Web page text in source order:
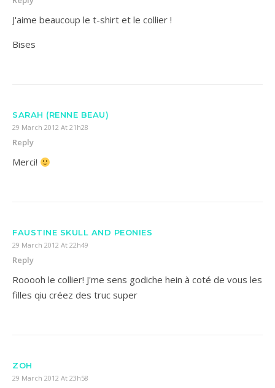
J'aime beaucoup le t-shirt et le collier !
Bises
SARAH (RENNE BEAU)
29 March 2012 At 21h28
Reply
Merci!
FAUSTINE SKULL AND PEONIES
29 March 2012 At 22h49
Reply
Rooooh le collier! J'me sens godiche hein à coté de vous les
filles qiu créez des truc super
ZOH
29 March 2012 At 23h58